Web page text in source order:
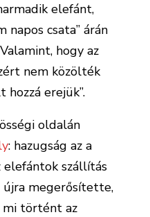
elefánt,
napos csata” árán
hogy az
nem közölték
hozzá erejük”.
oldalán
: hazugság az a
elefántok szállítás
újra megerősítette,
mi történt az